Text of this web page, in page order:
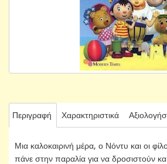
Περιγραφή Χαρακτηριστικά
Μια καλοκαιρινή μέρα, ο Νόντυ και οι
πάνε στην παραλία για να δροσιστούν